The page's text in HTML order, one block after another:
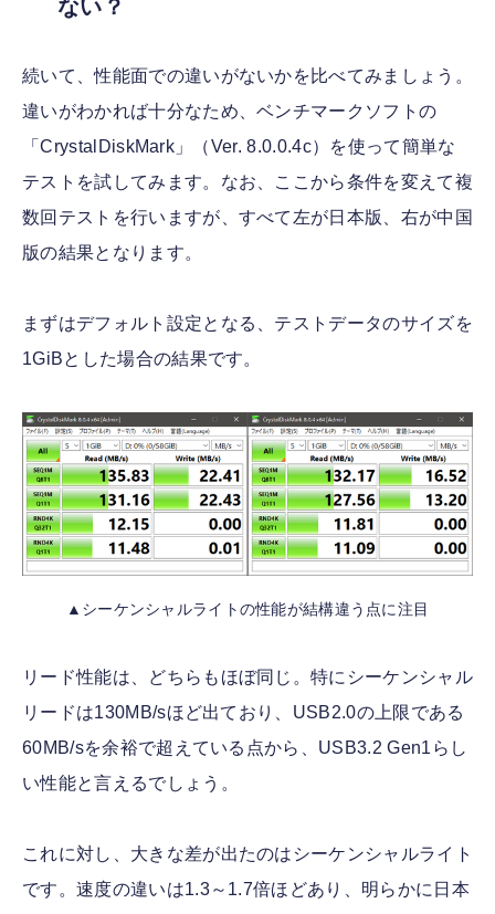
ない？
続いて、性能面での違いがないかを比べてみましょう。
違いがわかれば十分なため、ベンチマークソフトの
「CrystalDiskMark」（Ver. 8.0.0.4c）を使って簡単な
テストを試してみます。なお、ここから条件を変えて複
数回テストを行いますが、すべて左が日本版、右が中国
版の結果となります。
まずはデフォルト設定となる、テストデータのサイズを
1GiBとした場合の結果です。
▲シーケンシャルライトの性能が結構違う点に注目
リード性能は、どちらもほぼ同じ。特にシーケンシャル
リードは130MB/sほど出ており、USB2.0の上限である
60MB/sを余裕で超えている点から、USB3.2 Gen1らし
い性能と言えるでしょう。
これに対し、大きな差が出たのはシーケンシャルライト
です。速度の違いは1.3～1.7倍ほどあり、明らかに日本